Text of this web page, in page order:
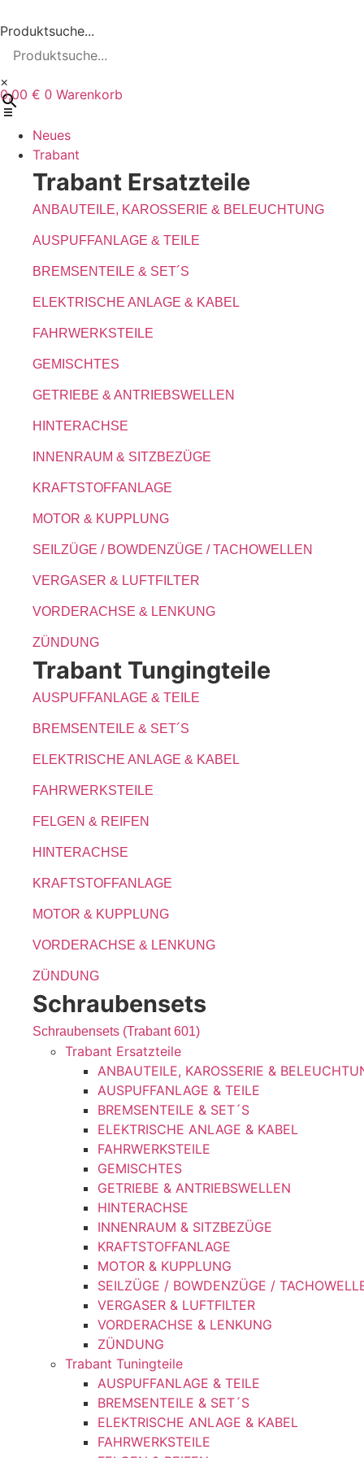
Inhalt
wechseln
Produktsuche...
×
0,00 € 0 Warenkorb
Neues
Trabant
Trabant Ersatzteile
ANBAUTEILE, KAROSSERIE & BELEUCHTUNG
AUSPUFFANLAGE & TEILE
BREMSENTEILE & SET´S
ELEKTRISCHE ANLAGE & KABEL
FAHRWERKSTEILE
GEMISCHTES
GETRIEBE & ANTRIEBSWELLEN
HINTERACHSE
INNENRAUM & SITZBEZÜGE
KRAFTSTOFFANLAGE
MOTOR & KUPPLUNG
SEILZÜGE / BOWDENZÜGE / TACHOWELLEN
VERGASER & LUFTFILTER
VORDERACHSE & LENKUNG
ZÜNDUNG
Trabant Tungingteile
AUSPUFFANLAGE & TEILE
BREMSENTEILE & SET´S
ELEKTRISCHE ANLAGE & KABEL
FAHRWERKSTEILE
FELGEN & REIFEN
HINTERACHSE
KRAFTSTOFFANLAGE
MOTOR & KUPPLUNG
VORDERACHSE & LENKUNG
ZÜNDUNG
Schraubensets
Schraubensets (Trabant 601)
Trabant Ersatzteile
ANBAUTEILE, KAROSSERIE &
AUSPUFFANLAGE & TEILE
BREMSENTEILE & SET´S
ELEKTRISCHE ANLAGE & KABEL
FAHRWERKSTEILE
GEMISCHTES
GETRIEBE & ANTRIEBSWELLEN
HINTERACHSE
INNENRAUM & SITZBEZÜGE
KRAFTSTOFFANLAGE
MOTOR & KUPPLUNG
SEILZÜGE / BOWDENZÜGE /
VERGASER & LUFTFILTER
VORDERACHSE & LENKUNG
ZÜNDUNG
Trabant Tuningteile
AUSPUFFANLAGE & TEILE
BREMSENTEILE & SET´S
ELEKTRISCHE ANLAGE & KABEL
FAHRWERKSTEILE